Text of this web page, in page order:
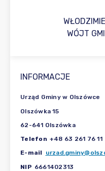
WÓJT
INFORMACJE
Urząd Gminy w Olszówce
Olszówka 15
62-641 Olszówka
Telefon +48 63 261 76 11
E-mail
NIP 6661402313